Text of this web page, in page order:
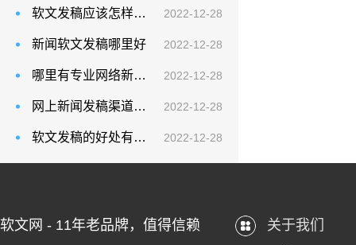
软文发稿应该怎样做才能取得更好的效果？ 2022-12-28
新闻软文发稿哪里好 2022-12-28
哪里有专业网络新闻软文发稿公司 2022-12-28
网上新闻发稿渠道有哪些 发布软文平台哪个好 2022-12-28
软文发稿的好处有哪些 2022-12-28
软文网 - 11年老品牌，值得信赖 关于我们